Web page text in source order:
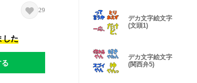
29
した
デカ文字絵文字
(文頭1)
デカ文字絵文字
(関西弁5)